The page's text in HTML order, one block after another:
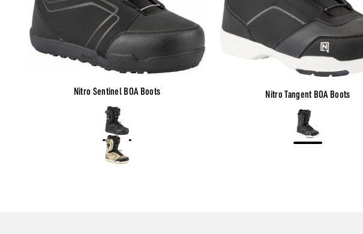
Nitro Sentinel BOA Boots
ColorBlack
Desert
Nitro Tangent BOA Boots
ColorBlack